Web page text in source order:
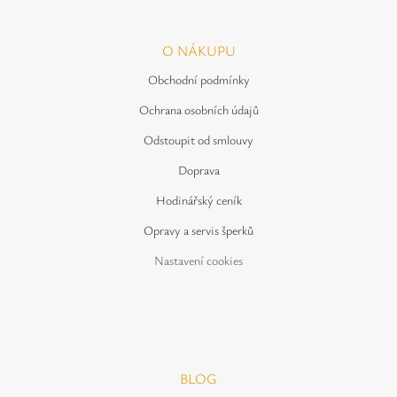
O NÁKUPU
Obchodní podmínky
Ochrana osobních údajů
Odstoupit od smlouvy
Doprava
Hodinářský ceník
Opravy a servis šperků
Nastavení cookies
BLOG